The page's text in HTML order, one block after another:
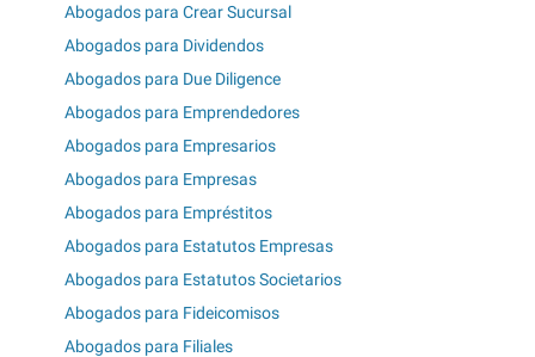
Abogados para Crear Sucursal
Abogados para Dividendos
Abogados para Due Diligence
Abogados para Emprendedores
Abogados para Empresarios
Abogados para Empresas
Abogados para Empréstitos
Abogados para Estatutos Empresas
Abogados para Estatutos Societarios
Abogados para Fideicomisos
Abogados para Filiales